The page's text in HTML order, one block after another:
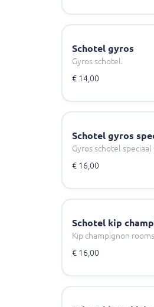
Schotel gyros
Gyros schotel.
€ 14,00
Schotel gyros
Gyros schotel speciaal
€ 16,00
Schotel kip
Kip champignon
€ 16,00